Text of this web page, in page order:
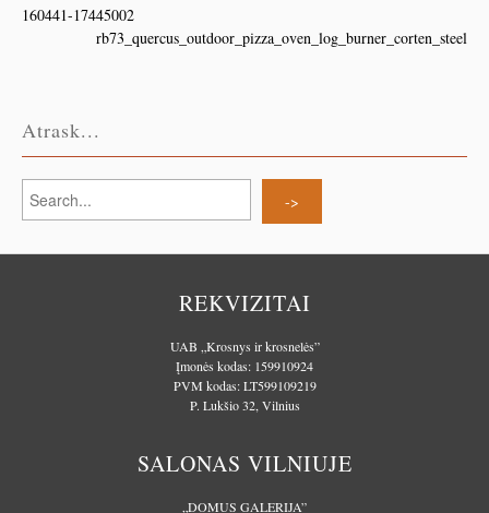
160441-17445002
rb73_quercus_outdoor_pizza_oven_log_burner_corten_steel
Atrask...
REKVIZITAI
UAB „Krosnys ir krosnelės”
Įmonės kodas: 159910924
PVM kodas: LT599109219
P. Lukšio 32, Vilnius
SALONAS VILNIUJE
„DOMUS GALERIJA”